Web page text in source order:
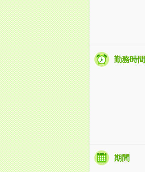
勤務時間
期間